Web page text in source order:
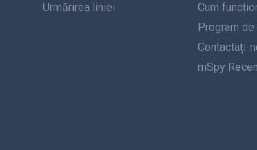
Urmărirea liniei
Cum
Program
Contactați-
mSpy